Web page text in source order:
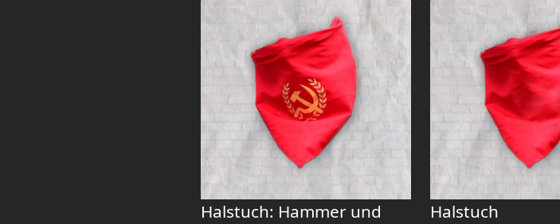
Halstuch: Hammer und
Halstuch